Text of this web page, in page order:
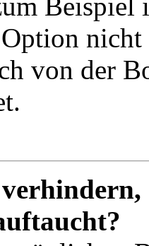
von der